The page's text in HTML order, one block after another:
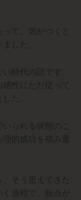
て、気がつくと
した。
時代の話です。
性にただ従って
た。
られる状態のこ
的成功を積み重
そう思えてきた
過程で、観点が